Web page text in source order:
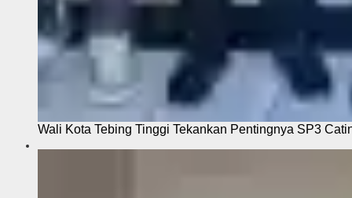
Wali Kota Tebing Tinggi Tekankan Pentingnya SP3